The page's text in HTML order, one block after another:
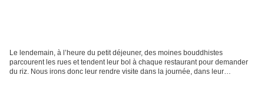
Le lendemain, à l’heure du petit déjeuner, des moines bouddhistes
parcourent les rues et tendent leur bol à chaque restaurant pour demander
du riz. Nous irons donc leur rendre visite dans la journée, dans leur